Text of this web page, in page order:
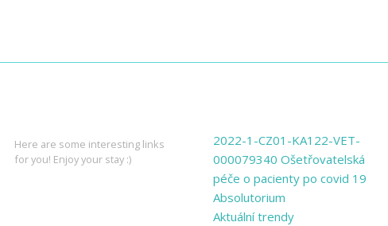
Here are some interesting links
for you! Enjoy your stay :)
2022-1-CZ01-KA122-VET-
000079340 Ošetřovatelská
péče o pacienty po covid 19
Absolutorium
Aktuální trendy